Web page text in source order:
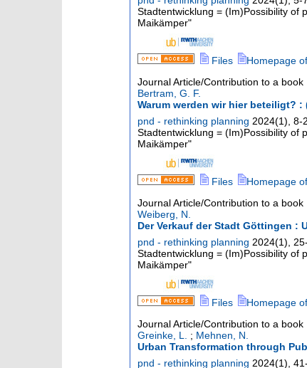
Stadtentwicklung = (Im)Possibility of
Maikämper"
Files Homepage
Journal Article/Contribution to a book
Bertram, G. F.
Warum werden wir hier beteiligt?
pnd - rethinking planning 2024(1), 8-
Stadtentwicklung = (Im)Possibility of
Maikämper"
Files Homepage
Journal Article/Contribution to a book
Weiberg, N.
Der Verkauf der Stadt Göttingen
pnd - rethinking planning 2024(1),
Stadtentwicklung = (Im)Possibility of
Maikämper"
Files Homepage
Journal Article/Contribution to a book
Greinke, L.
; Mehnen, N.
Urban Transformation through
pnd - rethinking planning 2024(1),